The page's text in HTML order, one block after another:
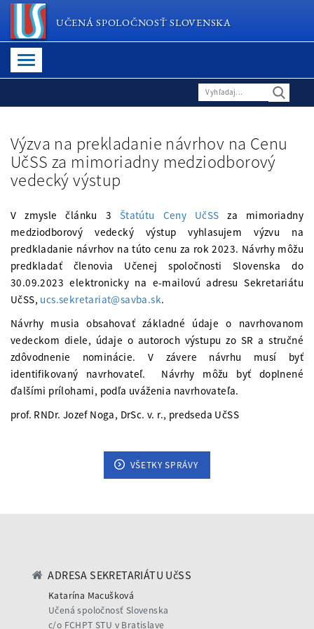
UČENÁ SPOLOČNOSŤ SLOVENSKA
Výzva na prekladanie návrhov na Cenu
UčSS za mimoriadny medziodborový
vedecký výstup
V zmysle článku 3 Štatútu Ceny UčSS za mimoriadny
medziodborový vedecký výstup vyhlasujem výzvu na
predkladanie návrhov na túto cenu za rok 2023. Návrhy môžu
predkladať členovia Učenej spoločnosti Slovenska do
30.09.2023 elektronicky na e-mailovú adresu Sekretariátu
UčSS, ucs.sekretariat@savba.sk.
Návrhy musia obsahovať základné údaje o navrhovanom
vedeckom diele, údaje o autoroch výstupu zo SR a stručné
zdôvodnenie nominácie. V závere návrhu musí byť
identifikovaný navrhovateľ. Návrhy môžu byť doplnené
ďalšími prílohami, podľa uváženia navrhovateľa.
prof. RNDr. Jozef Noga, DrSc. v. r., predseda UčSS
VŠETKY SPRÁVY
ADRESA SEKRETARIÁTU UčSS
Katarína Macušková
Učená spoločnosť Slovenska
c/o FCHPT STU v Bratislave